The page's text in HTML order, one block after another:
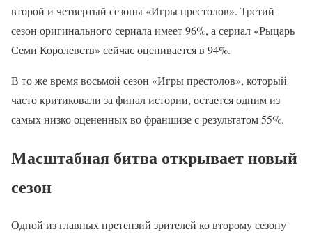
второй и четвертый сезоны «Игры престолов». Третий
сезон оригинального сериала имеет 96%, а сериал «Рыцарь
Семи Королевств» сейчас оценивается в 94%.
В то же время восьмой сезон «Игры престолов», который
часто критиковали за финал истории, остается одним из
самых низко оцененных во франшизе с результатом 55%.
Масштабная битва открывает новый
сезон
Одной из главных претензий зрителей ко второму сезону